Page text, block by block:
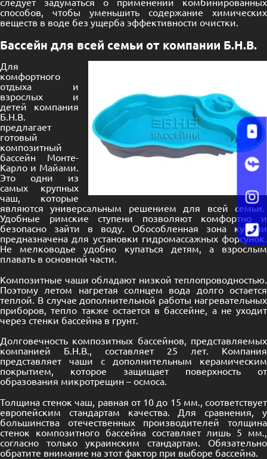
способов, чтобы уменьшить содержание химических
веществ в воде без ущерба эффективности очистки.
Бассейн для всей семьи от компании Б.Н.В.
Для
комфортного
отдыха и
взрослых и
детей компания
Б.Н.В.
предлагает
готовый
композитный
бассейн Монте-
Карло и Майами.
Это одни из
самых крупных
чаш, которые
являются универсальным решением для всей семьи.
Удобные римские ступени позволяют комфортно и
безопасно зайти в воду. Обособленная зона купели
предназначена для установки гидромассажных форсунок.
Не мелководье удобно купаться детям, а взрослым
плавать в основной части.
Композитные чаши обладают низкой теплопроводностью.
Поэтому летом нагретая солнцем вода долго остается
теплой. В случае дополнительной работы нагревательных
приборов, тепло также остается в бассейне, а не уходит
через стенки бассейна в грунт.
Долговечность композитных бассейнов, представляемых
компанией Б.Н.В., составляет 25 лет. Компания
представляет чаши с дополнительным керамическим
покрытием, которое защищает поверхность от
образования микротрещин – осмоса.
Толщина стенок чаш, равная от 10 до 15 мм., соответствует
европейским стандартам качества. Для сравнения, у
большинства отечественных производителей толщина
стенок композитного бассейна составляет лишь 5 мм.,
согласно только украинским стандартам. Обязательно
обратите внимание на этот фактор при выборе бассейна.